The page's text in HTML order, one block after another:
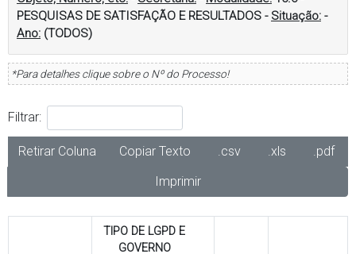
PESQUISAS DE SATISFAÇÃO E RESULTADOS - Situação: -
Ano: (TODOS)
*Para detalhes clique sobre o Nº do Processo!
Filtrar:
Retirar Coluna Copiar Texto .csv .xls
.pdf
Imprimir
TIPO DE LGPD E
GOVERNO